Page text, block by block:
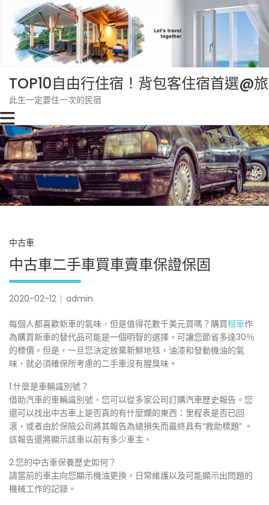
content
TOP10自由行住宿！背包客住宿首選@
此生一定要住一次的民宿
中古車
中古車二手車買車賣車保證保固
2020-02-12 admin
每個人都喜歡新車的氣味，但是值得花數千美元買嗎？購買租車作
為購買新車的替代品可能是一個明智的選擇，可讓您節省多達30％
的標價。但是，一旦您決定放棄新鮮地毯，油漆和發動機油的氣
味，就必須確保所考慮的二手車沒有腥臭味。
1.什麼是車輛識別號？
借助汽車的車輛識別號，您可以從多家公司訂購汽車歷史報告。您
還可以找出中古車上是否真的有什麼爛的東西：里程表是否已回
滾，或者由於保險公司將其報告為總損失而最終具有“救助標題” 。
該報告還將顯示該車以前有多少車主。
2.您的中古車保養歷史如何？
請當前的車主向您顯示機油更換，日常維護以及可能顯示出問題的
機械工作的記錄。